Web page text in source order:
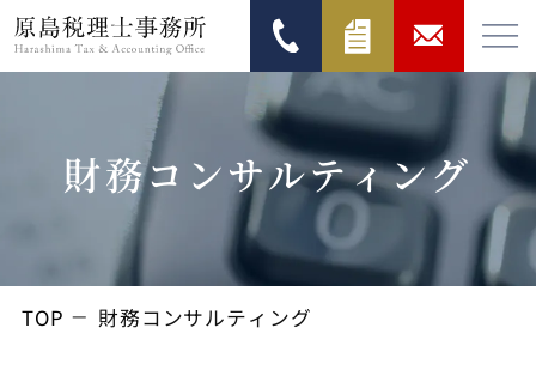
財務コンサルティング
TOP 財務コンサルティング